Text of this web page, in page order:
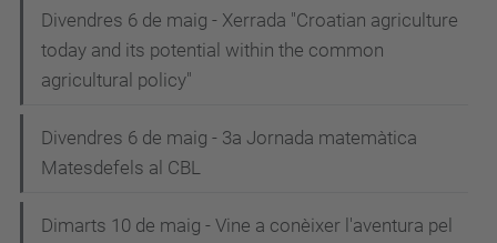
Divendres 6 de maig - Xerrada "Croatian agriculture
today and its potential within the common
agricultural policy"
Divendres 6 de maig - 3a Jornada matemàtica
Matesdefels al CBL
Dimarts 10 de maig - Vine a conèixer l'aventura pel